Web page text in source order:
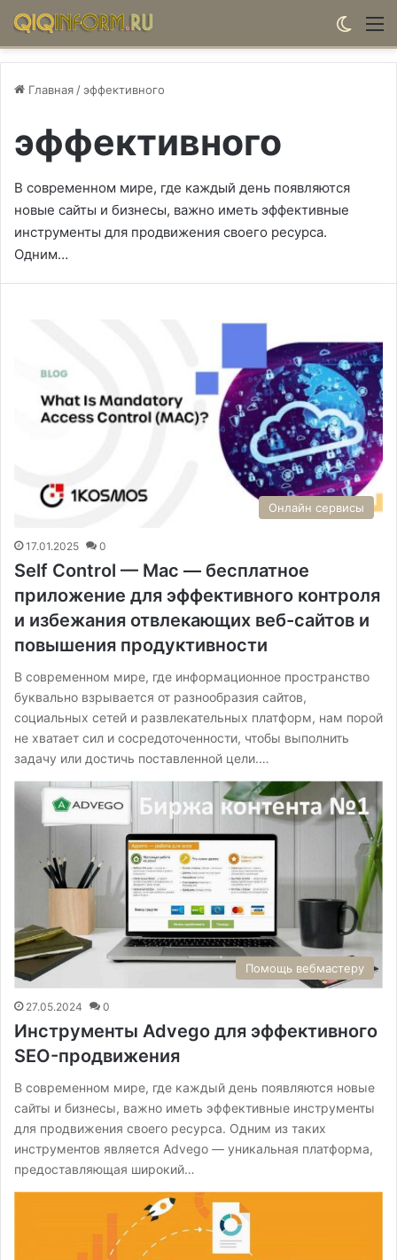
Главная /эффективного
эффективного
В современном мире, где каждый день появляются
новые сайты и бизнесы, важно иметь эффективные
инструменты для продвижения своего ресурса.
Одним…
Онлайн сервисы
17.01.2025 0
Self Control — Mac — бесплатное
приложение для эффективного контроля
и избежания отвлекающих веб-сайтов и
повышения продуктивности
В современном мире, где информационное пространство
буквально взрывается от разнообразия сайтов,
социальных сетей и развлекательных платформ, нам порой
не хватает сил и сосредоточенности, чтобы выполнить
задачу или достичь поставленной цели.…
Помощь вебмастеру
27.05.2024 0
Инструменты Аdvego для эффективного
SEO-продвижения
В современном мире, где каждый день появляются новые
сайты и бизнесы, важно иметь эффективные инструменты
для продвижения своего ресурса. Одним из таких
инструментов является Аdvego — уникальная платформа,
предоставляющая широкий…